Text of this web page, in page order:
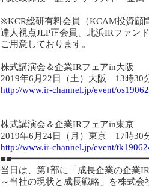
※KCR総研有料会員（KCAM投資顧
達人視点JLP正会員、北浜IRファン
ご用意しております。
株式講演会＆企業IRフェアin大阪
2019年6月22日（土）大阪 13時
http://www.ir-channel.jp/event/
株式講演会＆企業IRフェアin東京
2019年6月24日（月）東京 17時
http://www.ir-channel.jp/event/
当日は、第1部に「成長企業の企業
～当社の現状と成長戦略」を株式